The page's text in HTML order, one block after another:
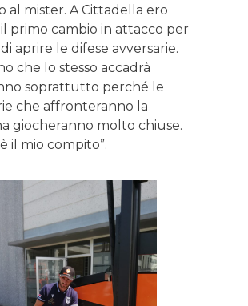
al mister. A Cittadella ero
primo cambio in attacco per
aprire le difese avversarie.
che lo stesso accadrà
soprattutto perché le
che affronteranno la
giocheranno molto chiuse.
il mio compito”.